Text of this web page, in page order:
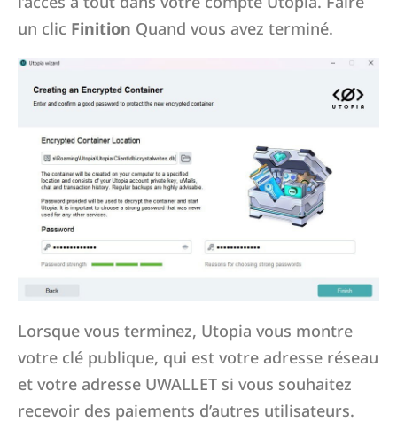
un clic Finition Quand vous avez terminé.
Lorsque vous terminez, Utopia vous montre
votre clé publique, qui est votre adresse réseau
et votre adresse UWALLET si vous souhaitez
recevoir des paiements d’autres utilisateurs.